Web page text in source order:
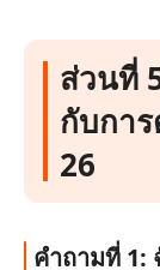
ส่วนที่
กับกา
26
คำถามที่ 1: